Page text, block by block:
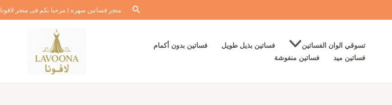
إلى
البحثمتجر فساتين سهره | مرحبا بكم فى متجر لافونا
تسوقي الوان الفساتين فساتين بذيل طويل
فساتين بدون أكمام
فساتين ميد
فساتين منفوشة